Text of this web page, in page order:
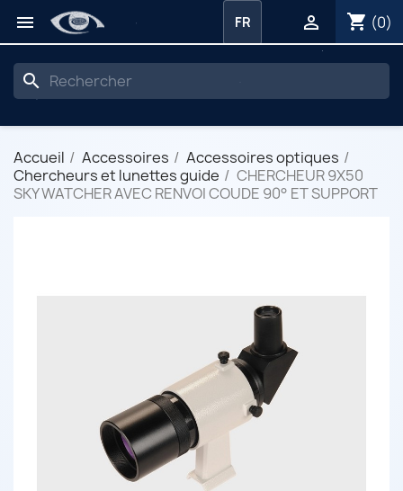
 shopping_cart (0)

FR
search
Accueil Accessoires
Accessoires optiques
Chercheurs et lunettes guide
CHERCHEUR 9X50
SKY WATCHER AVEC RENVOI COUDE 90° ET SUPPORT